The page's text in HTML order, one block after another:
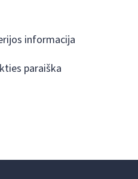
informacija
paraiška